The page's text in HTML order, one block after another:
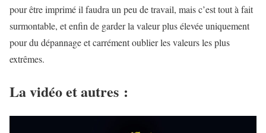
pour être imprimé il faudra un peu de travail, mais c’est tout à fait
surmontable, et enfin de garder la valeur plus élevée uniquement
pour du dépannage et carrément oublier les valeurs les plus
extrêmes.
La vidéo et autres :